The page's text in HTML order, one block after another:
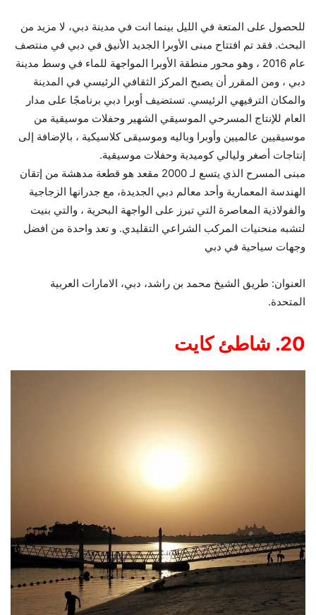
للحصول على المتعة في الليل بينما انت في مدينة دبي، لا مزيد من
البحث. فقد تم افتتاح مبنى الأوبرا الجديد الأنيق في دبي في منتصف
عام 2016 ، وهو محور منطقة الأوبرا المواجهة للماء في وسط مدينة
دبي ، ومن المقرر أن يصبح المركز الثقافي الرئيسي في المدينة
والمكان الترفيهي الرئيسي. تستضيف أوبرا دبي برنامجًا على مدار
العام للإنتاج المسرحي الموسيقي الشهير وحفلات موسيقية من
موسيقيين عالميين وأوبرا وباليه وموسيقى كلاسيكية ، بالإضافة إلى
إنتاجات أصغر وليالي كوميدية وحفلات موسيقية.
مبنى المسرح الذي يتسع لـ 2000 مقعد هو قطعة مدهشة من إتقان
الهندسة المعمارية وأحد معالم دبي الجديدة، مع جدرانها الزجاجية
والفولاذية المعاصرة التي تبرز على الواجهة البحرية ، والتي بنيت
لتشبه منحنيات المركب الشراعي التقليدي. و تعد واحدة من افضل
وجهات سياحية في دبي
العنوان: طريق الشيخ محمد بن راشد، دبي، الامارات العربية
المتحدة.
20. شاطئ كايت